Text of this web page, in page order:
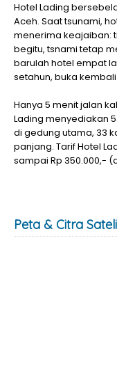
Hotel Lading
Aceh. Saat tsunami,
menerima keajaiban:
begitu, tsnami tetap
barulah hotel empat
setahun, buka
Hanya 5 menit jalan
Lading menyediakan
di gedung utama, 33
panjang. Tarif Hotel
sampai Rp 350.000,-
Peta & Citra